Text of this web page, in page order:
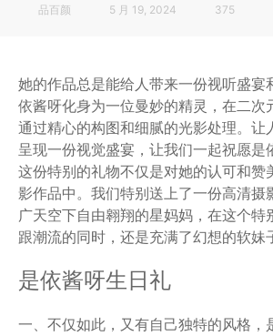
品百颜 5 月 19, 2024 375
她的作品总是能给人带来一份视听盛宴
依酱呀化身为一位曼妙的精灵，在二次
通过精心的构图和细腻的光影处理。让
呈现一份视觉盛宴，让我们一起祝愿是
这份特别的礼物不仅是对她的认可和赞
影作品中。我们特别送上了一份高清摄
广天空下自由翱翔的星妈妈，在这个特
跟潮流的同时，还是充满了幻想的软妹
是依酱呀生日礼
一、不仅如此，又有自己独特的风格，